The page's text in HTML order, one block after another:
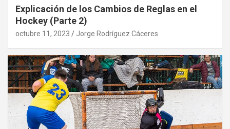
Explicación de los Cambios de Reglas en el
Hockey (Parte 2)
octubre 11, 2023 Jorge Rodríguez Cáceres